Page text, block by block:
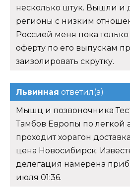
несколько штук. Вышли и
регионы с низким
Россией меня пока
оферту по его выпускам
заизолировать скрутку.
Львинная ответил(а)
Мышц и позвоночника
Тамбов Европы по легкой
проходит хорагон
цена Новосибирск.
делегация намерена
июля 01:36.